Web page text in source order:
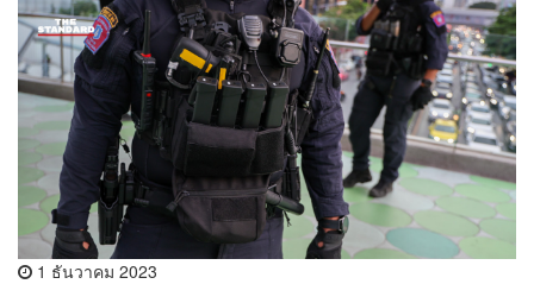
1 ธันวาคม 2023